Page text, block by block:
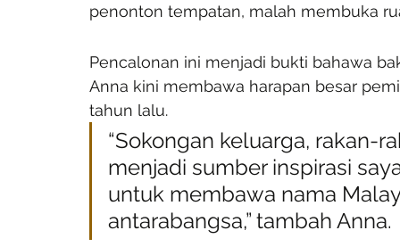
penonton tempatan, malah membuka
Pencalonan ini menjadi bukti bahawa
Anna kini membawa harapan besar
tahun lalu.
“Sokongan keluarga, rakan-
menjadi sumber inspirasi
untuk membawa nama
antarabangsa,” tambah Anna.